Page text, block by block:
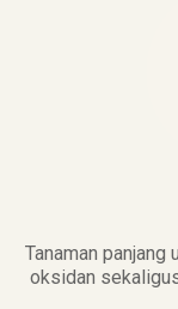
Tanaman panjang
oksidan